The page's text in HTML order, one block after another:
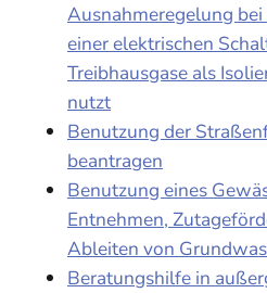
Ausnahmeregelung
einer elektrischen
Treibhausgase als
nutzt
Benutzung der
beantragen
Benutzung eines
Entnehmen,
Ableiten von
Beratungshilfe in